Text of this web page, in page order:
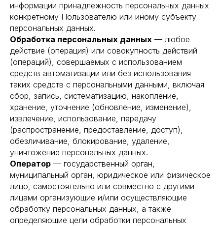
информации принадлежность персональных данных
конкретному Пользователю или иному субъекту
персональных данных.
Обработка персональных данных — любое
действие (операция) или совокупность действий
(операций), совершаемых с использованием
средств автоматизации или без использования
таких средств с персональными данными, включая
сбор, запись, систематизацию, накопление,
хранение, уточнение (обновление, изменение),
извлечение, использование, передачу
(распространение, предоставление, доступ),
обезличивание, блокирование, удаление,
уничтожение персональных данных.
Оператор — государственный орган,
муниципальный орган, юридическое или физическое
лицо, самостоятельно или совместно с другими
лицами организующие и/или осуществляющие
обработку персональных данных, а также
определяющие цели обработки персональных